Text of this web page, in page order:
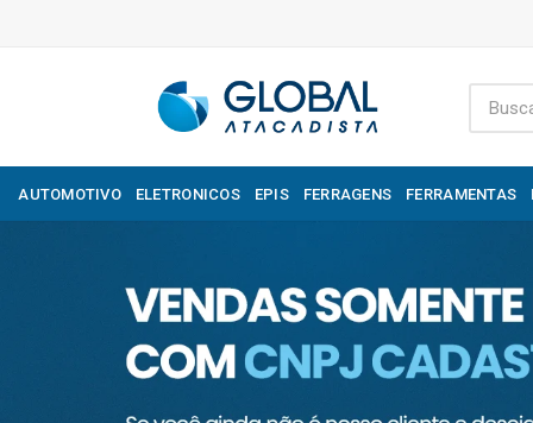
AUTOMOTIVO ELETRONICOS EPIS FERRAGENS FERRAMENTAS